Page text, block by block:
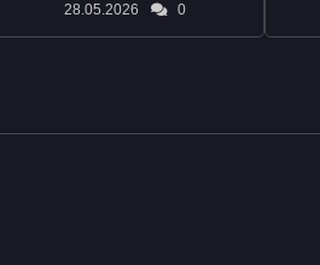
28.05.2026 0